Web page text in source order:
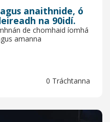
anaithnide, ó
na 90idí.
de chomhaid íomhá
amanna
0 Tráchtanna